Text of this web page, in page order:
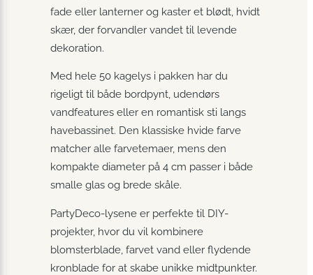
fade eller lanterner og kaster et blødt, hvidt
skær, der forvandler vandet til levende
dekoration.
Med hele 50 kagelys i pakken har du
rigeligt til både bordpynt, udendørs
vandfeatures eller en romantisk sti langs
havebassinet. Den klassiske hvide farve
matcher alle farvetemaer, mens den
kompakte diameter på 4 cm passer i både
smalle glas og brede skåle.
PartyDeco-lysene er perfekte til DIY-
projekter, hvor du vil kombinere
blomsterblade, farvet vand eller flydende
kronblade for at skabe unikke midtpunkter.